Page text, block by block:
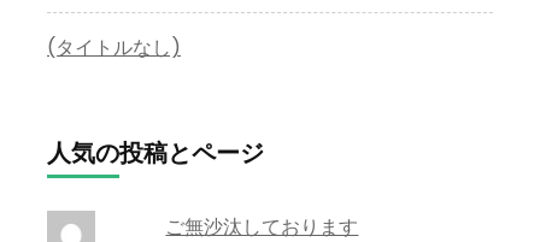
(タイトルなし)
人気の投稿とページ
ご無沙汰しております